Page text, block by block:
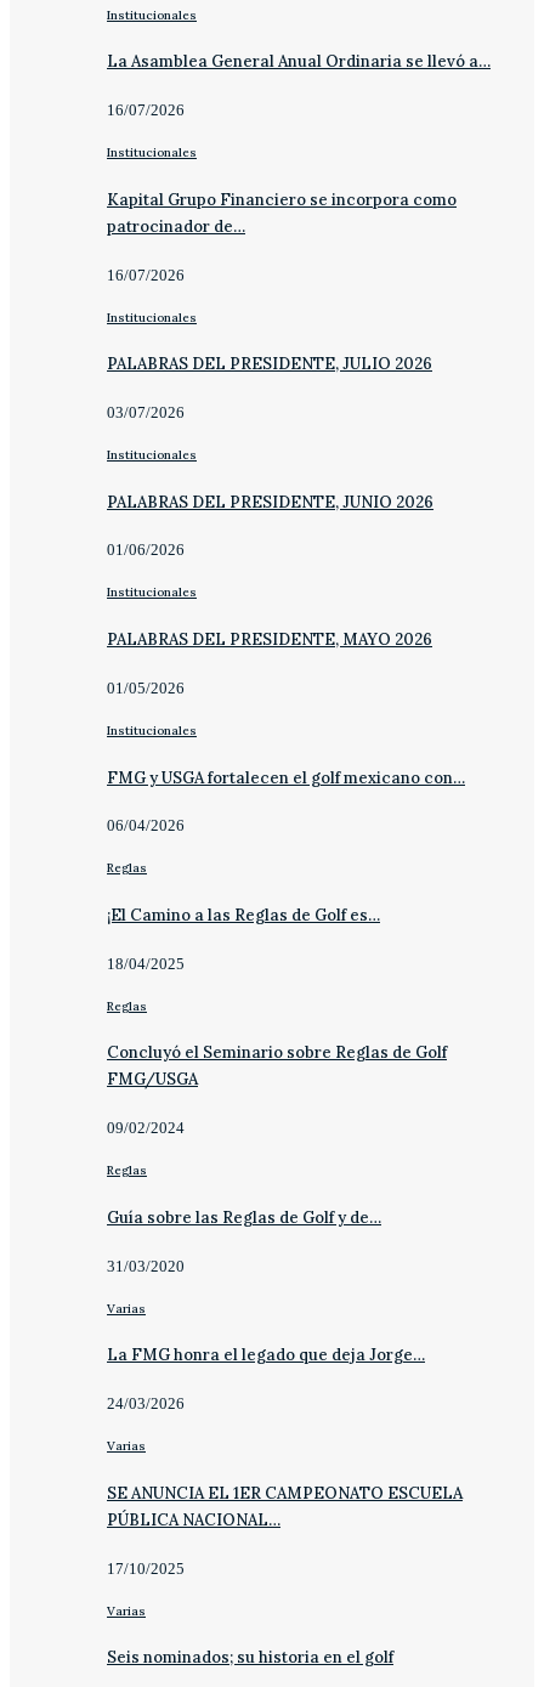
Institucionales
La Asamblea General Anual Ordinaria se llevó a…
16/07/2026
Institucionales
Kapital Grupo Financiero se incorpora como
patrocinador de…
16/07/2026
Institucionales
PALABRAS DEL PRESIDENTE, JULIO 2026
03/07/2026
Institucionales
PALABRAS DEL PRESIDENTE, JUNIO 2026
01/06/2026
Institucionales
PALABRAS DEL PRESIDENTE, MAYO 2026
01/05/2026
Institucionales
FMG y USGA fortalecen el golf mexicano con…
06/04/2026
Reglas
¡El Camino a las Reglas de Golf es…
18/04/2025
Reglas
Concluyó el Seminario sobre Reglas de Golf
FMG/USGA
09/02/2024
Reglas
Guía sobre las Reglas de Golf y de…
31/03/2020
Varias
La FMG honra el legado que deja Jorge…
24/03/2026
Varias
SE ANUNCIA EL 1ER CAMPEONATO ESCUELA
PÚBLICA NACIONAL…
17/10/2025
Varias
Seis nominados; su historia en el golf